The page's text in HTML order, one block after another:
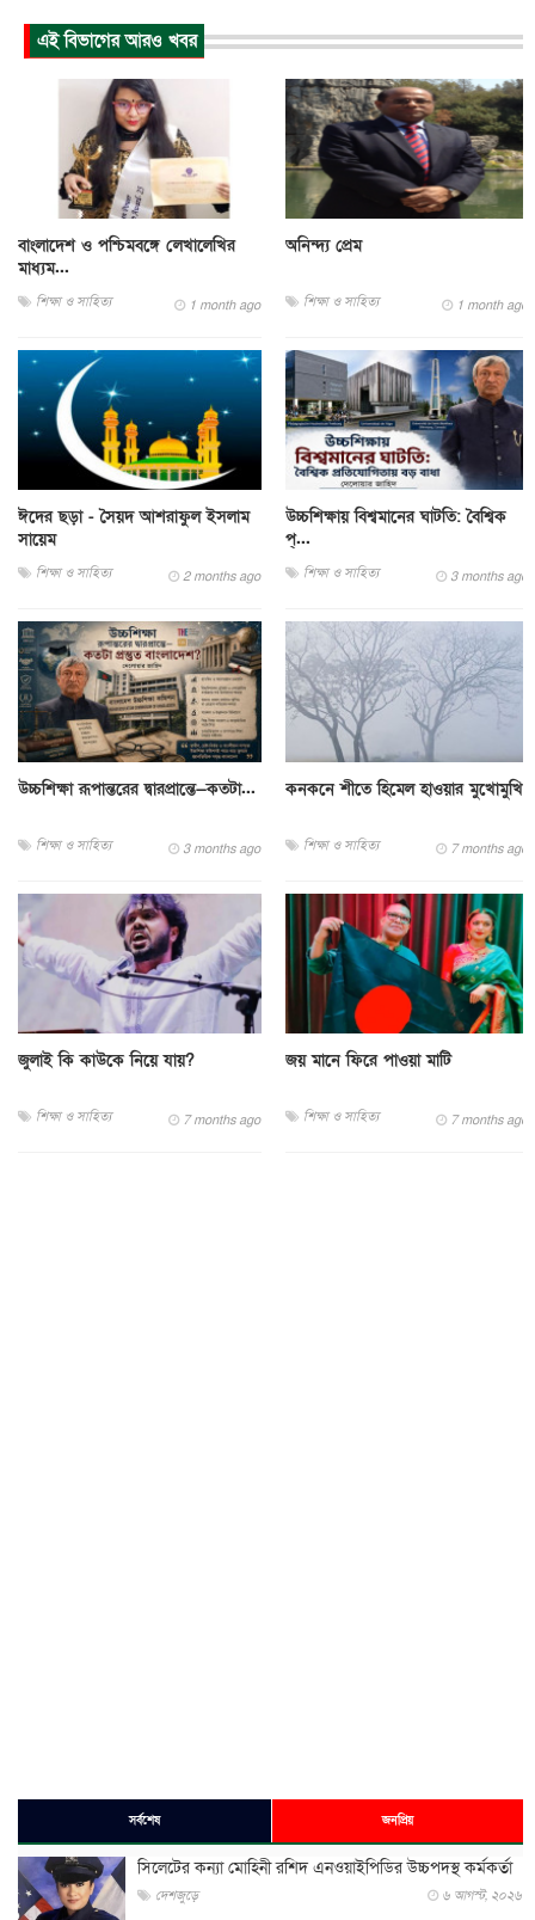
এই বিভাগের আরও খবর
বাংলাদেশ ও পশ্চিমবঙ্গে লেখালেখির
মাধ্যম...
শিক্ষা ও সাহিত্য 1 month ago
অনিন্দ্য প্রেম
শিক্ষা ও সাহিত্য 1 month ago
ঈদের ছড়া - সৈয়দ আশরাফুল ইসলাম
সায়েম
শিক্ষা ও সাহিত্য 2 months ago
উচ্চশিক্ষায় বিশ্বমানের ঘাটতি: বৈশ্বিক
প্...
শিক্ষা ও সাহিত্য 3 months ago
উচ্চশিক্ষা রূপান্তরের দ্বারপ্রান্তে—কতটা...
শিক্ষা ও সাহিত্য 3 months ago
কনকনে শীতে হিমেল হাওয়ার মুখোমুখি
শিক্ষা ও সাহিত্য 7 months ago
জুলাই কি কাউকে নিয়ে যায়?
শিক্ষা ও সাহিত্য 7 months ago
জয় মানে ফিরে পাওয়া মাটি
শিক্ষা ও সাহিত্য 7 months ago
সর্বশেষ জনপ্রিয়
সিলেটের কন্যা মোহিনী রশিদ এনওয়াইপিডির উচ্চপদস্থ কর্মকর্তা
দেশজুড়ে ৬ আগস্ট, ২০২৬